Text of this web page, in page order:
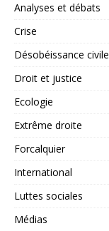
Analyses et débats
Crise
Désobéissance civile
Droit et justice
Ecologie
Extrême droite
Forcalquier
International
Luttes sociales
Médias